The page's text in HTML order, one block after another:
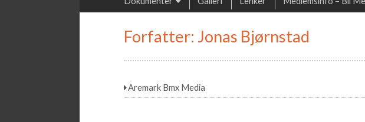
Forfatter: Jonas Bjørnstad
Aremark Bmx Media